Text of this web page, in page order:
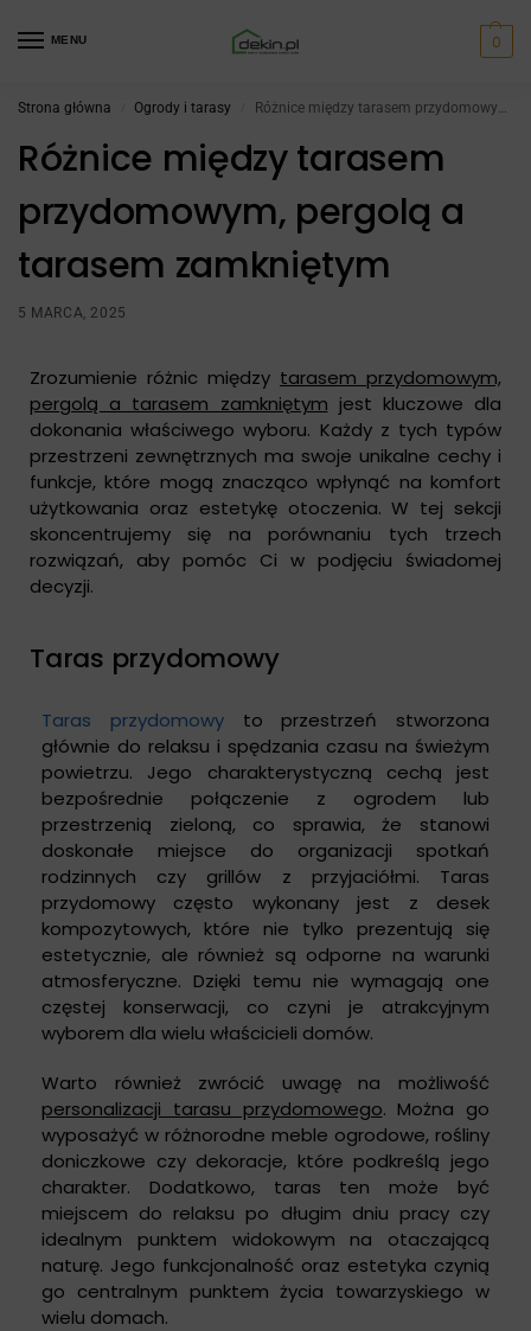
MENU 0
Strona główna Ogrody i tarasy Różnice między tarasem przydomowym, pergolą a tarasem zamkniętym
Różnice między tarasem
przydomowym, pergolą a
tarasem zamkniętym
5 MARCA, 2025
Zrozumienie różnic między tarasem przydomowym,
pergolą a tarasem zamkniętym jest kluczowe dla
dokonania właściwego wyboru. Każdy z tych typów
przestrzeni zewnętrznych ma swoje unikalne cechy i
funkcje, które mogą znacząco wpłynąć na komfort
użytkowania oraz estetykę otoczenia. W tej sekcji
skoncentrujemy się na porównaniu tych trzech
rozwiązań, aby pomóc Ci w podjęciu świadomej
decyzji.
Taras przydomowy
Taras przydomowyto przestrzeń stworzona
głównie do relaksu i spędzania czasu na świeżym
powietrzu. Jego charakterystyczną cechą jest
bezpośrednie połączenie z ogrodem lub
przestrzenią zieloną, co sprawia, że stanowi
doskonałe miejsce do organizacji spotkań
rodzinnych czy grillów z przyjaciółmi. Taras
przydomowy często wykonany jest z desek
kompozytowych, które nie tylko prezentują się
estetycznie, ale również są odporne na warunki
atmosferyczne. Dzięki temu nie wymagają one
częstej konserwacji, co czyni je atrakcyjnym
wyborem dla wielu właścicieli domów.
Warto również zwrócić uwagę na możliwość
personalizacji tarasu przydomowego. Można go
wyposażyć w różnorodne meble ogrodowe, rośliny
doniczkowe czy dekoracje, które podkreślą jego
charakter. Dodatkowo, taras ten może być
miejscem do relaksu po długim dniu pracy czy
idealnym punktem widokowym na otaczającą
naturę. Jego funkcjonalność oraz estetyka czynią
go centralnym punktem życia towarzyskiego w
wielu domach.